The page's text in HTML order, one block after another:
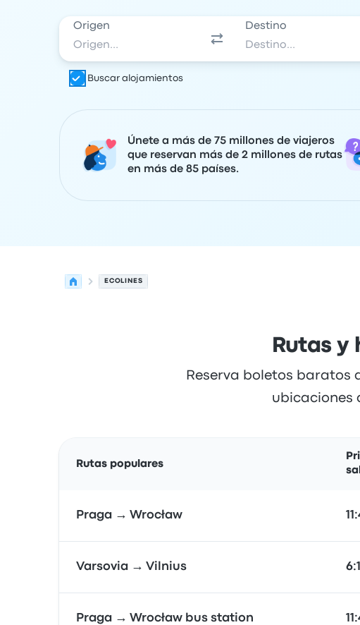
Origen Destino
Buscar alojamientos
Únete a más de 75 millones de viajeros
que reservan más de 2 millones de rutas
en más de 85 países.
ECOLINES
Rutas y
Reserva boletos baratos
ubicaciones
Rutas populares
Praga → Wrocław
Varsovia → Vilnius
Praga → Wrocław bus station